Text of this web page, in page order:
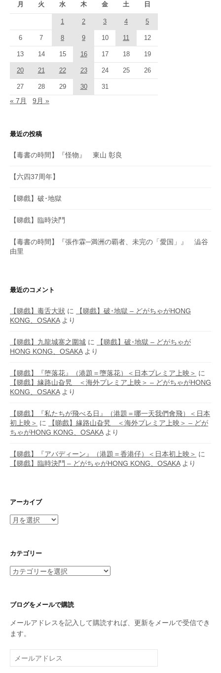
月 火 水 木 金 土 日
1 2 3 4 5
6 7 8 9 10 11 12
13 14 15 16 17 18 19
20 21 22 23 24 25 26
27 28 29 30 31
« 7月 9月 »
最近の投稿
【毒書の時間】『怪物』 東山 彰良
【六四37周年】
【睇戲】破･地獄
【睇戲】臨時決鬥
【毒書の時間】『張作霖─満洲の覇者、未完の「愛国」』 澁谷
由里
最近のコメント
【睇戲】毒舌大狀 に
【睇戲】破･地獄 – どがちゃがHONG
KONG、OSAKAより
【睇戲】九龍城寨之圍城 に
【睇戲】破･地獄 – どがちゃが
HONG KONG、OSAKAより
【睇戲】『堕落花』（港題＝墮落花）＜日本プレミア上映＞ に
【睇戲】緣路山旮旯 ＜海外プレミア上映＞ – どがちゃがHONG
KONG、OSAKAより
【睇戲】『私たちが飛べる日』（港題＝哪一天我們會飛）＜日本
初上映＞ に
【睇戲】緣路山旮旯 ＜海外プレミア上映＞ – どが
ちゃがHONG KONG、OSAKAより
【睇戲】『アバディーン』（港題＝香港仔）＜日本初上映＞ に
【睇戲】臨時決鬥 – どがちゃがHONG KONG、OSAKAより
アーカイブ
ア
イ
カテゴリー
カ
リ
ブログをメールで購読
メールアドレスを記入して購読すれば、更新をメールで受信でき
ます。
ー